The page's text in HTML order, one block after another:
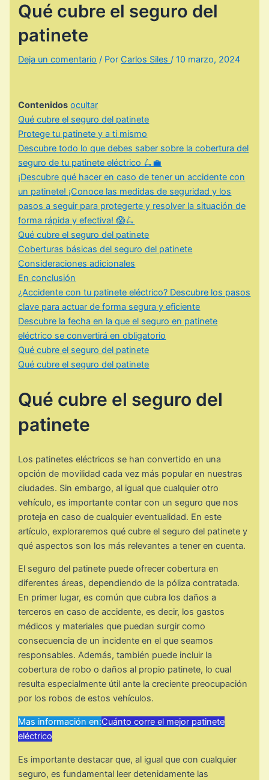
Qué cubre el seguro del
patinete
Deja un comentario / Por Carlos Siles/10 marzo, 2024
Contenidos ocultar
Qué cubre el seguro del patinete
Protege tu patinete y a ti mismo
Descubre todo lo que debes saber sobre la cobertura del
seguro de tu patinete eléctrico 🛴💼
¡Descubre qué hacer en caso de tener un accidente con
un patinete! ¡Conoce las medidas de seguridad y los
pasos a seguir para protegerte y resolver la situación de
forma rápida y efectiva! 😱🛴
Qué cubre el seguro del patinete
Coberturas básicas del seguro del patinete
Consideraciones adicionales
En conclusión
¿Accidente con tu patinete eléctrico? Descubre los pasos
clave para actuar de forma segura y eficiente
Descubre la fecha en la que el seguro en patinete
eléctrico se convertirá en obligatorio
Qué cubre el seguro del patinete
Qué cubre el seguro del patinete
Qué cubre el seguro del
patinete
Los patinetes eléctricos se han convertido en una
opción de movilidad cada vez más popular en nuestras
ciudades. Sin embargo, al igual que cualquier otro
vehículo, es importante contar con un seguro que nos
proteja en caso de cualquier eventualidad. En este
artículo, exploraremos qué cubre el seguro del patinete y
qué aspectos son los más relevantes a tener en cuenta.
El seguro del patinete puede ofrecer cobertura en
diferentes áreas, dependiendo de la póliza contratada.
En primer lugar, es común que cubra los daños a
terceros en caso de accidente, es decir, los gastos
médicos y materiales que puedan surgir como
consecuencia de un incidente en el que seamos
responsables. Además, también puede incluir la
cobertura de robo o daños al propio patinete, lo cual
resulta especialmente útil ante la creciente preocupación
por los robos de estos vehículos.
Mas información en:Cuánto corre el mejor patinete
eléctrico
Es importante destacar que, al igual que con cualquier
seguro, es fundamental leer detenidamente las